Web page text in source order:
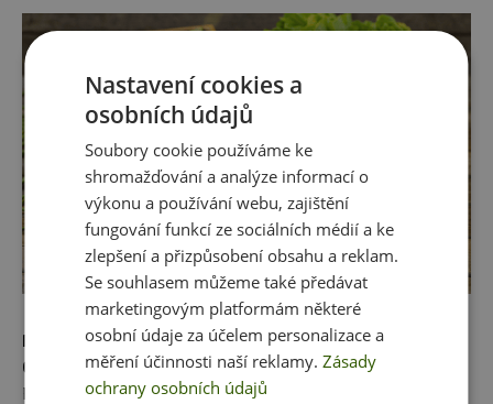
NAKUPUJTE CHYTŘE
Opatrně na marketingové tahyněkterých výrobců.
Pokud si najdete zálibu v “high protein” produktech,
Nastavení cookies a
osobních údajů
Soubory cookie používáme ke
shromažďování a analýze informací o
výkonu a používání webu, zajištění
fungování funkcí ze sociálních médií a ke
zlepšení a přizpůsobení obsahu a reklam.
Se souhlasem můžeme také předávat
marketingovým platformám některé
osobní údaje za účelem personalizace a
měření účinnosti naší reklamy.Zásady
ochrany osobních údajů